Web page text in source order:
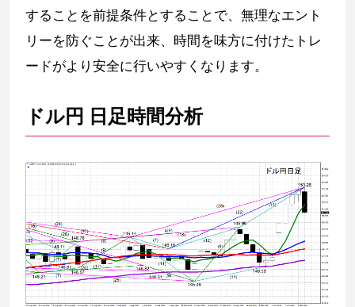
することを前提条件とすることで、無理なエント
リーを防ぐことが出来、時間を味方に付けたトレ
ードがより安全に行いやすくなります。
ドル円 日足時間分析